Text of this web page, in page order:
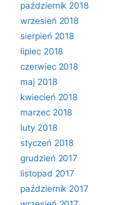
październik 2018
wrzesień 2018
sierpień 2018
lipiec 2018
czerwiec 2018
maj 2018
kwiecień 2018
marzec 2018
luty 2018
styczeń 2018
grudzień 2017
listopad 2017
październik 2017